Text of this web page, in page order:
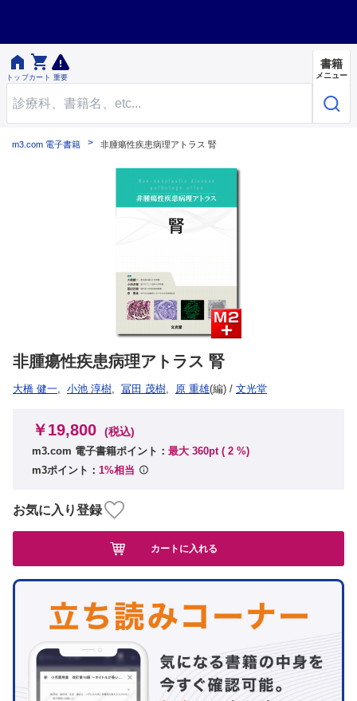

トップ

カート 重要
書籍
メニュー
m3.com 電子書籍 非腫瘍性疾患病理アトラス 腎
非腫瘍性疾患病理アトラス 腎
大橋 健一, 小池 淳樹, 冨田 茂樹, 原 重雄(編) / 文光堂
￥19,800 (税込)
m3.com 電子書籍ポイント： 最大 360pt ( 2 %)
m3ポイント： 1%相当
お気に入り登録
カートに入れる